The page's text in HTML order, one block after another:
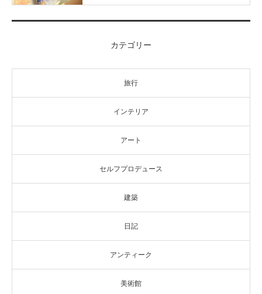
カテゴリー
旅行
インテリア
アート
セルフプロデュース
建築
日記
アンティーク
美術館